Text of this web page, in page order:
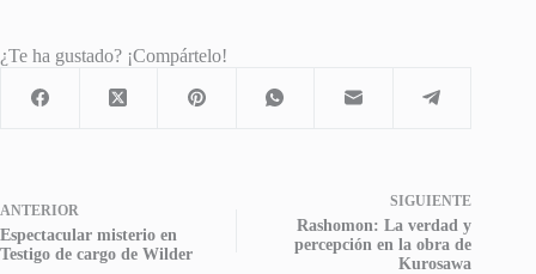
¿Te ha gustado? ¡Compártelo!
ANTERIOR
Espectacular misterio en
Testigo de cargo de Wilder
SIGUIENTE
Rashomon: La verdad y
percepción en la obra de
Kurosawa